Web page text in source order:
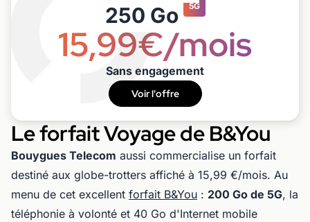
250 Go 5G
15,99€/mois
Sans engagement
Voir l'offre
Le forfait Voyage de B&You
Bouygues Telecom aussi commercialise un forfait
destiné aux globe-trotters affiché à 15,99 €/mois. Au
menu de cet excellent forfait B&You : 200 Go de 5G, la
téléphonie à volonté et 40 Go d'Internet mobile